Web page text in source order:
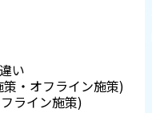
い
・オフライン施策)
ライン施策)